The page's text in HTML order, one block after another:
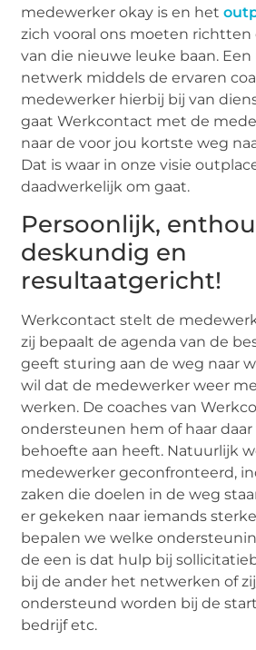
medewerker okay is en het
zich vooral ons moeten
van die nieuwe leuke baan.
netwerk middels de ervaren
medewerker hierbij bij van
gaat Werkcontact met de
naar de voor jou kortste weg
Dat is waar in onze visie
daadwerkelijk om gaat.
Persoonlijk,
deskundig en
resultaatgericht!
Werkcontact stelt de
zij bepaalt de agenda van de
geeft sturing aan de weg naar
wil dat de medewerker weer
werken. De coaches van
ondersteunen hem of haar daar
behoefte aan heeft. Natuurlijk
medewerker geconfronteerd,
zaken die doelen in de weg
er gekeken naar iemands
bepalen we welke
de een is dat hulp bij
bij de ander het netwerken of
ondersteund worden bij de
bedrijf etc.